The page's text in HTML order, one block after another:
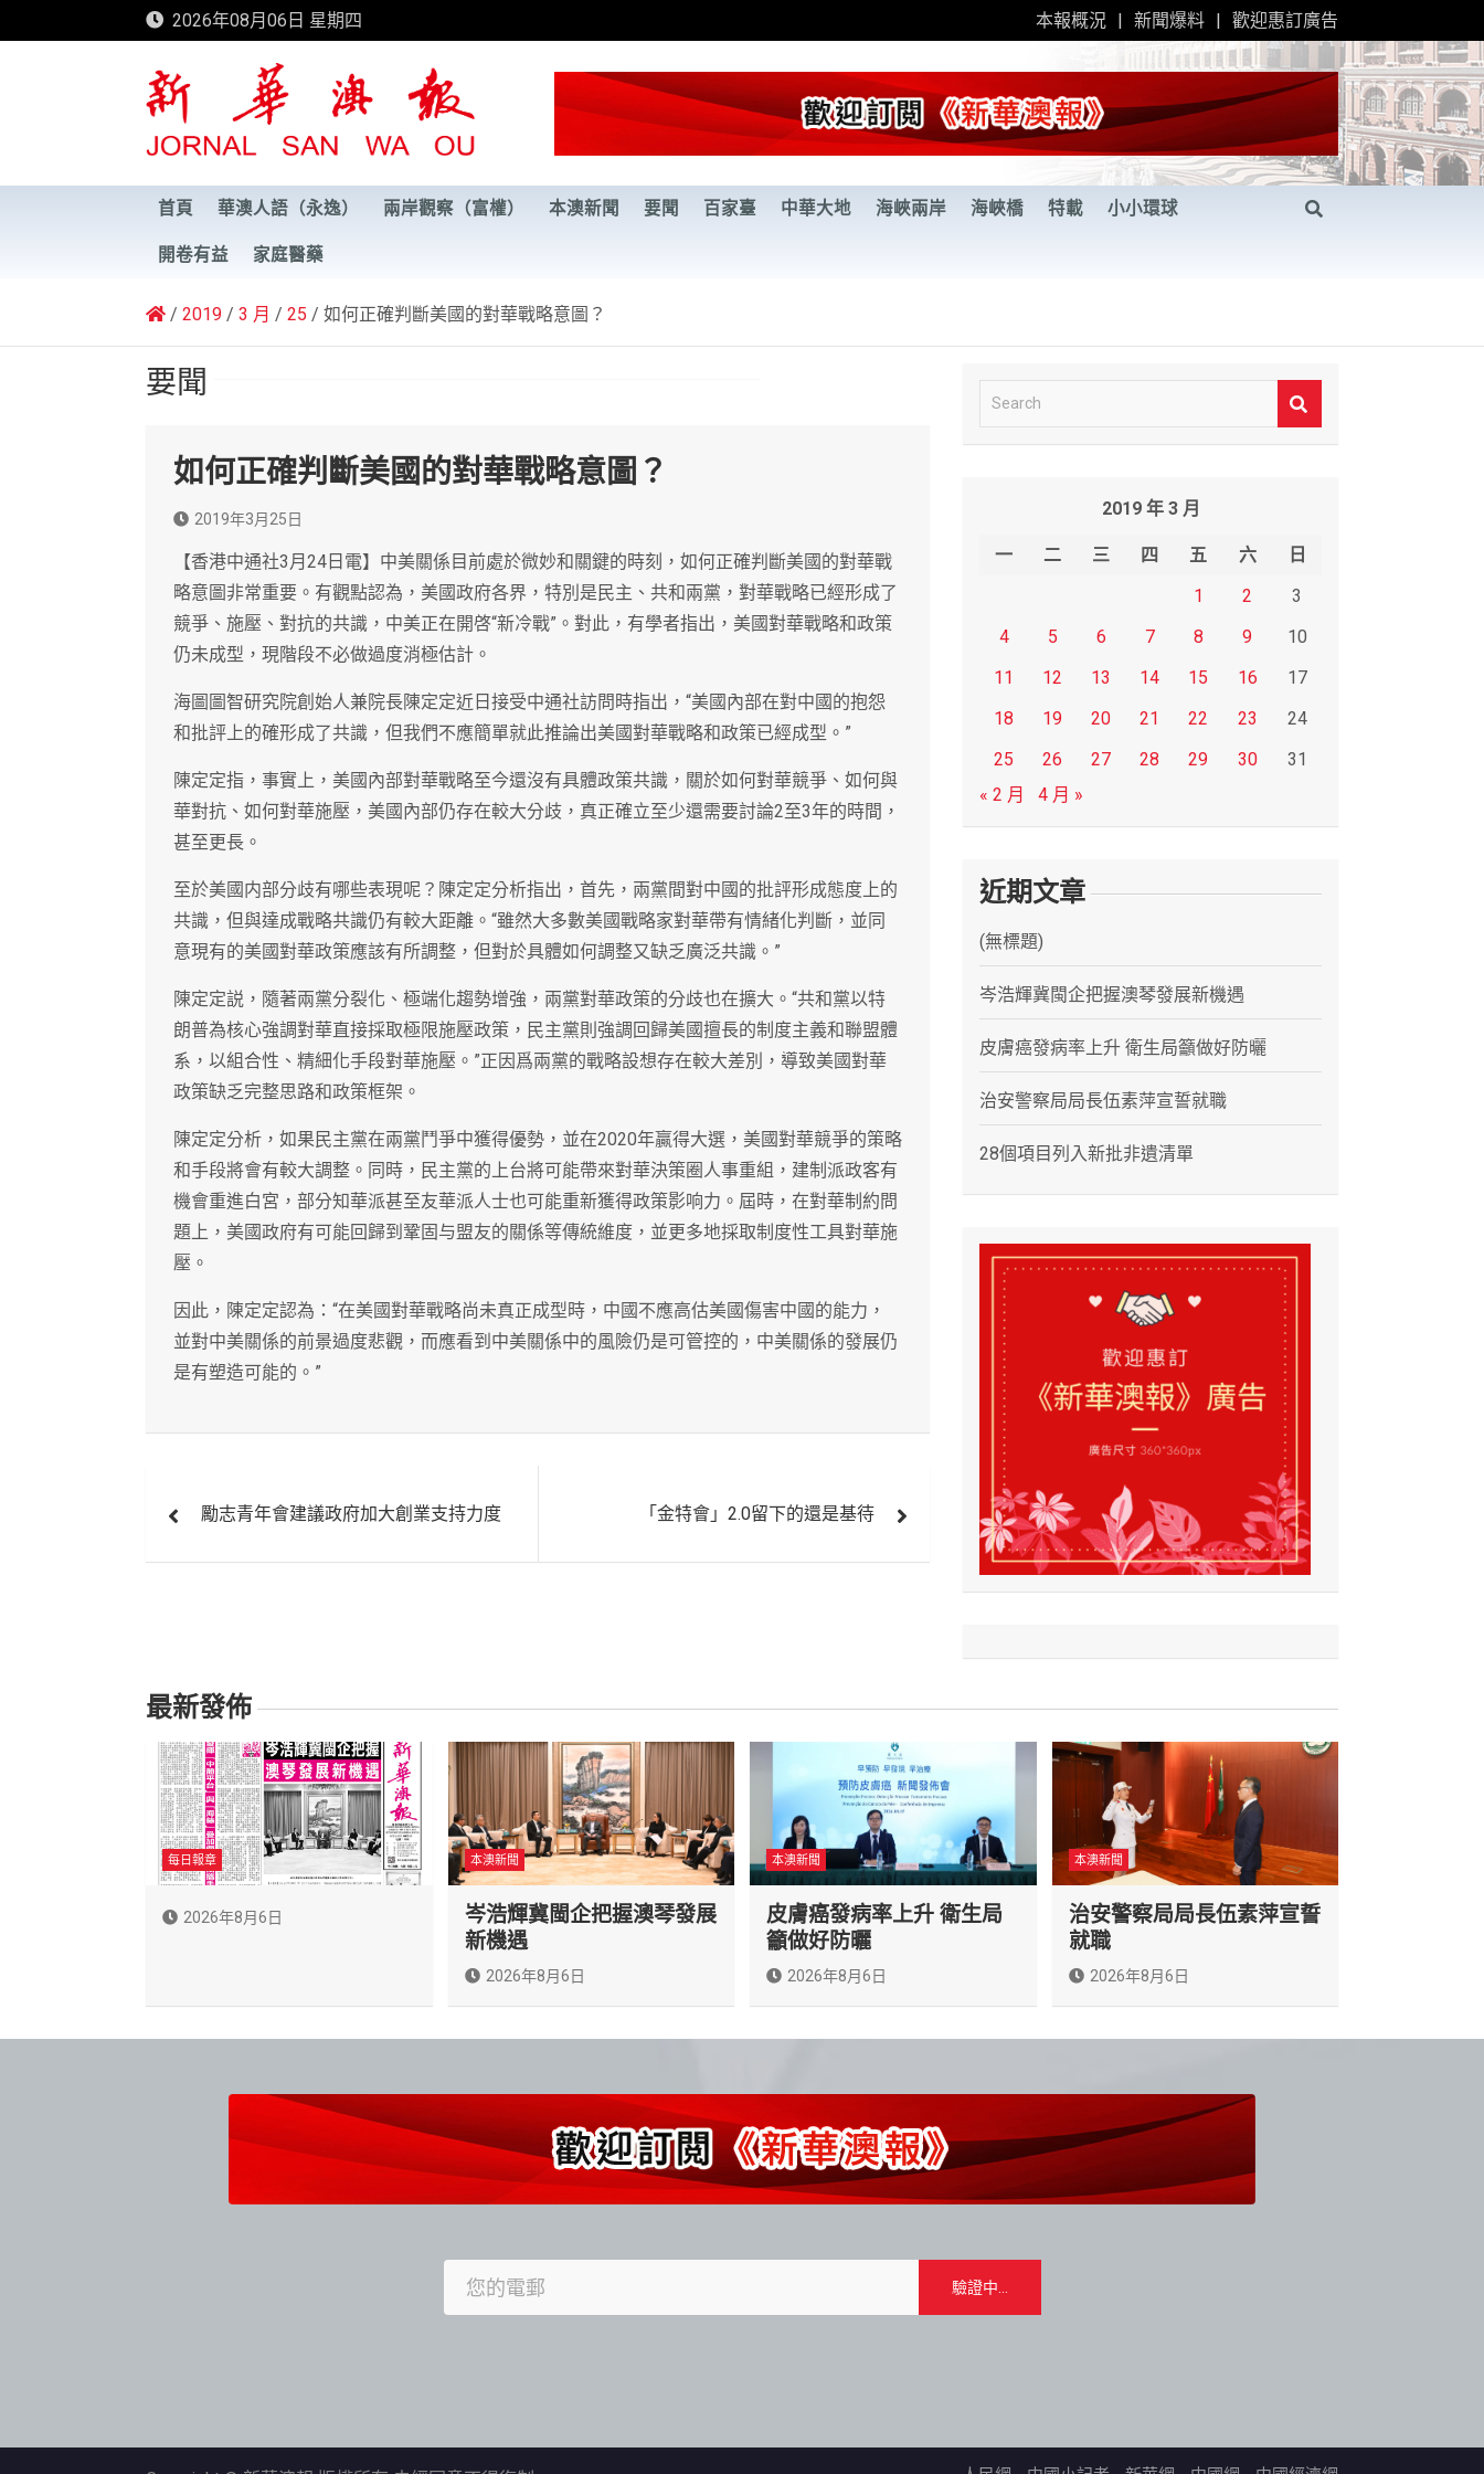
to
2026年08月06日 星期四 本報概況 新聞爆料 歡迎惠訂廣告
新華澳報
首頁 華澳人語（永逸） 兩岸觀察（富權） 本澳新聞 要聞 百家臺 中華大地 海峽兩岸 海峽橋 特載 小小環球
開卷有益 家庭醫藥
2019 3 月 25 如何正確判斷美國的對華戰略意圖？
要聞
如何正確判斷美國的對華戰略意圖？
2019年3月25日
【香港中通社3月24日電】中美關係目前處於微妙和關鍵的時刻，如何正確判斷美國的對華戰
略意圖非常重要。有觀點認為，美國政府各界，特別是民主、共和兩黨，對華戰略已經形成了
競爭、施壓、對抗的共識，中美正在開啓“新冷戰”。對此，有學者指出，美國對華戰略和政策
仍未成型，現階段不必做過度消極估計。
海圖圖智研究院創始人兼院長陳定定近日接受中通社訪問時指出，“美國內部在對中國的抱怨
和批評上的確形成了共識，但我們不應簡單就此推論出美國對華戰略和政策已經成型。”
陳定定指，事實上，美國內部對華戰略至今還沒有具體政策共識，關於如何對華競爭、如何與
華對抗、如何對華施壓，美國內部仍存在較大分歧，真正確立至少還需要討論2至3年的時間，
甚至更長。
至於美國内部分歧有哪些表現呢？陳定定分析指出，首先，兩黨間對中國的批評形成態度上的
共識，但與達成戰略共識仍有較大距離。“雖然大多數美國戰略家對華帶有情緒化判斷，並同
意現有的美國對華政策應該有所調整，但對於具體如何調整又缺乏廣泛共識。”
陳定定説，隨著兩黨分裂化、極端化趨勢增強，兩黨對華政策的分歧也在擴大。“共和黨以特
朗普為核心強調對華直接採取極限施壓政策，民主黨則強調回歸美國擅長的制度主義和聯盟體
系，以組合性、精細化手段對華施壓。”正因爲兩黨的戰略設想存在較大差別，導致美國對華
政策缺乏完整思路和政策框架。
陳定定分析，如果民主黨在兩黨鬥爭中獲得優勢，並在2020年贏得大選，美國對華競爭的策略
和手段將會有較大調整。同時，民主黨的上台將可能帶來對華決策圈人事重組，建制派政客有
機會重進白宮，部分知華派甚至友華派人士也可能重新獲得政策影响力。屆時，在對華制約問
題上，美國政府有可能回歸到鞏固与盟友的關係等傳統維度，並更多地採取制度性工具對華施
壓。
因此，陳定定認為：“在美國對華戰略尚未真正成型時，中國不應高估美國傷害中國的能力，
並對中美關係的前景過度悲觀，而應看到中美關係中的風險仍是可管控的，中美關係的發展仍
是有塑造可能的。”
章
勵志青年會建議政府加大創業支持力度 「金特會」2.0留下的還是基待
e
2019 年 3 月
一 二 三 四 五 六
日
1
2
3
4
5 6 7 8 9
10
11
12 13 14 15 16
17
18
19 20 21 22 23
24
25
26 27 28 29 30
31
« 2 月
4 月 »
近期文章
(無標題)
岑浩輝冀閩企把握澳琴發展新機遇
皮膚癌發病率上升 衛生局籲做好防曬
治安警察局局長伍素萍宣誓就職
28個項目列入新批非遺清單
最新發佈
每日報章
2026年8月6日
本澳新聞
岑浩輝冀閩企把握澳琴發展
新機遇
2026年8月6日
本澳新聞
皮膚癌發病率上升 衛生局
籲做好防曬
2026年8月6日
本澳新聞
治安警察局局長伍素萍宣誓
就職
2026年8月6日